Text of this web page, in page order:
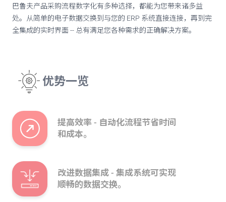
巴鲁夫产品采购流程数字化有多种选择，都能为您带来诸多益
处。从简单的电子数据交换到与您的 ERP 系统直接连接，再到完
全集成的实时界面 -- 总有满足您各种需求的正确解决方案。
优势一览
提高效率 - 自动化流程节省时间
和成本。
改进数据集成 - 集成系统可实现
顺畅的数据交换。